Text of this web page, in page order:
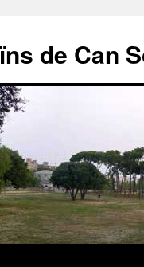
de Can